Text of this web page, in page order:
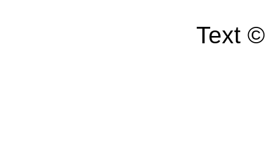
Text ©